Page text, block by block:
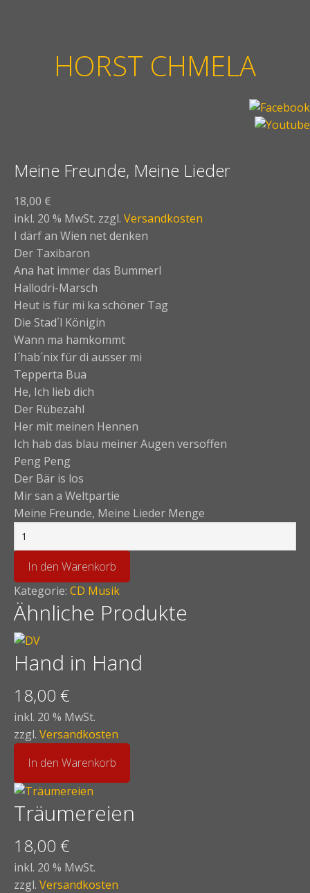
HORST CHMELA
Meine Freunde, Meine Lieder
18,00 €
inkl. 20 % MwSt. zzgl. Versandkosten
I därf an Wien net denken
Der Taxibaron
Ana hat immer das Bummerl
Hallodri-Marsch
Heut is für mi ka schöner Tag
Die Stad´l Königin
Wann ma hamkommt
I´hab´nix für di ausser mi
Tepperta Bua
He, Ich lieb dich
Der Rübezahl
Her mit meinen Hennen
Ich hab das blau meiner Augen versoffen
Peng Peng
Der Bär is los
Mir san a Weltpartie
Meine Freunde, Meine Lieder Menge
In den Warenkorb
Kategorie: CD Musik
Ähnliche Produkte
Hand in Hand
18,00 €
inkl. 20 % MwSt.
zzgl. Versandkosten
In den Warenkorb
Träumereien
18,00 €
inkl. 20 % MwSt.
zzgl. Versandkosten